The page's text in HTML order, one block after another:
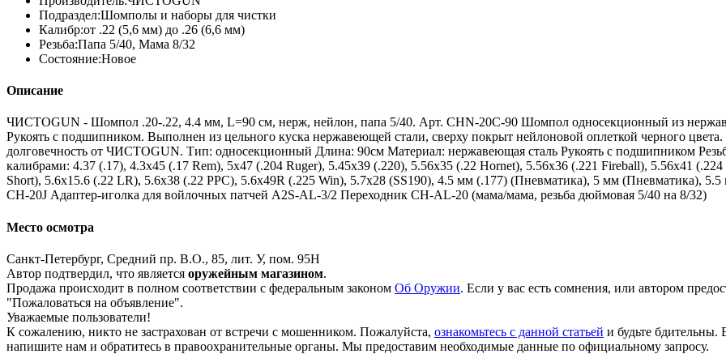
Подраздел:Шомполы и наборы для чистки
Калибр:от .22 (5,6 мм) до .26 (6,6 мм)
Резьба:Папа 5/40, Мама 8/32
Состояние:Новое
Описание
ЧИСТОGUN - Шомпол .20-.22, 4.4 мм, L=90 см, нерж, нейлон, папа 5/40. Арт. CHN-20C-90 Шомпол односекционный из
Рукоять с подшипником. Выполнен из цельного куска нержавеющей стали, сверху покрыт нейлоновой оплеткой черного
долговечность от ЧИСТОGUN. Тип: односекционный Длина: 90см Материал: нержавеющая сталь Рукоять с подшипником
калибрами: 4.37 (.17), 4.3х45 (.17 Rem), 5х47 (.204 Ruger), 5.45х39 (.220), 5.56х35 (.22 Hornet), 5.56х36 (.221 Fireball), 5.56х41
Short), 5.6х15.6 (.22 LR), 5.6х38 (.22 PPC), 5.6x49R (.225 Win), 5.7х28 (SS190), 4.5 мм (.177) (Пневматика), 5 мм (Пневматика),
CH-20J Адаптер-иголка для войлочных патчей A2S-AL-3/2 Переходник CH-AL-20 (мама/мама, резьба дюймовая 5/40 на 8/32)
Место осмотра
Санкт-Петербург, Средний пр. В.О., 85, лит. У, пом. 95Н
Автор подтвердил, что является оружейным магазином.
Продажа происходит в полном соответствии с федеральным законом Об Оружии. Если у вас есть сомнения, или автором
"Пожаловаться на объявление".
Уважаемые пользователи!
К сожалению, никто не застрахован от встречи с мошенником. Пожалуйста, ознакомьтесь с данной статьей и будьте
напишите нам и обратитесь в правоохранительные органы. Мы предоставим необходимые данные по официальному запросу.